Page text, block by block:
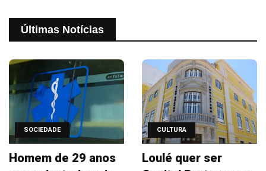
Últimas Notícias
SOCIEDADE
Homem de 29 anos
CULTURA
Loulé quer ser